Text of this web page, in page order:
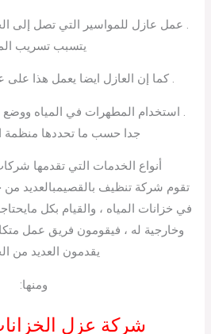
. عمل عازل للمواسير التي تصل إلى
يتسبب تسريب
. كما إن العازل ايضا يعمل هذا على
. استخدام المطهرات في المياه ووضع
جدا حسب ما تحددها منظمة
أنواع الخدمات التي تقدمها
تقوم شركة تنظيف بالقصيمبالعديد من
في خزانات المياه ، والقيام بكل
وخارجية له ، فيقومون فريق عمل
يقدمون العديد من
ومنها:
شركة عزل